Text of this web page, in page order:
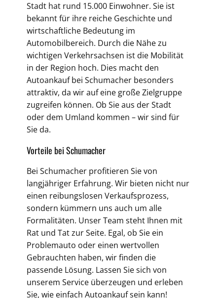
Stadt hat rund 15.000 Einwohner. Sie ist
bekannt für ihre reiche Geschichte und
wirtschaftliche Bedeutung im
Automobilbereich. Durch die Nähe zu
wichtigen Verkehrsachsen ist die Mobilität
in der Region hoch. Dies macht den
Autoankauf bei Schumacher besonders
attraktiv, da wir auf eine große Zielgruppe
zugreifen können. Ob Sie aus der Stadt
oder dem Umland kommen – wir sind für
Sie da.
Vorteile bei Schumacher
Bei Schumacher profitieren Sie von
langjähriger Erfahrung. Wir bieten nicht nur
einen reibungslosen Verkaufsprozess,
sondern kümmern uns auch um alle
Formalitäten. Unser Team steht Ihnen mit
Rat und Tat zur Seite. Egal, ob Sie ein
Problemauto oder einen wertvollen
Gebrauchten haben, wir finden die
passende Lösung. Lassen Sie sich von
unserem Service überzeugen und erleben
Sie, wie einfach Autoankauf sein kann!